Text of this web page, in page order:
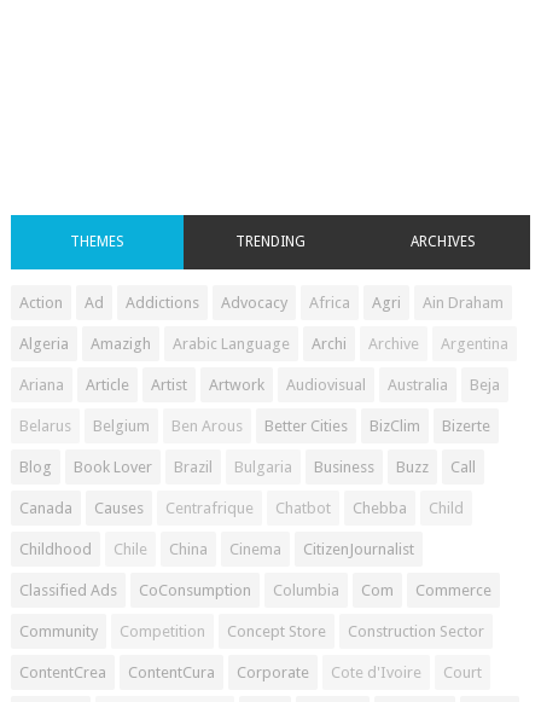
THEMES TRENDING ARCHIVES
Action Ad Addictions Advocacy Africa Agri Ain Draham
Algeria Amazigh Arabic Language Archi Archive Argentina
Ariana Article Artist Artwork Audiovisual Australia Beja
Belarus Belgium Ben Arous Better Cities BizClim Bizerte
Blog Book Lover Brazil Bulgaria Business Buzz Call
Canada Causes Centrafrique Chatbot Chebba Child
Childhood Chile China Cinema CitizenJournalist
Classified Ads CoConsumption Columbia Com Commerce
Community Competition Concept Store Construction Sector
ContentCrea ContentCura Corporate Cote d'Ivoire Court